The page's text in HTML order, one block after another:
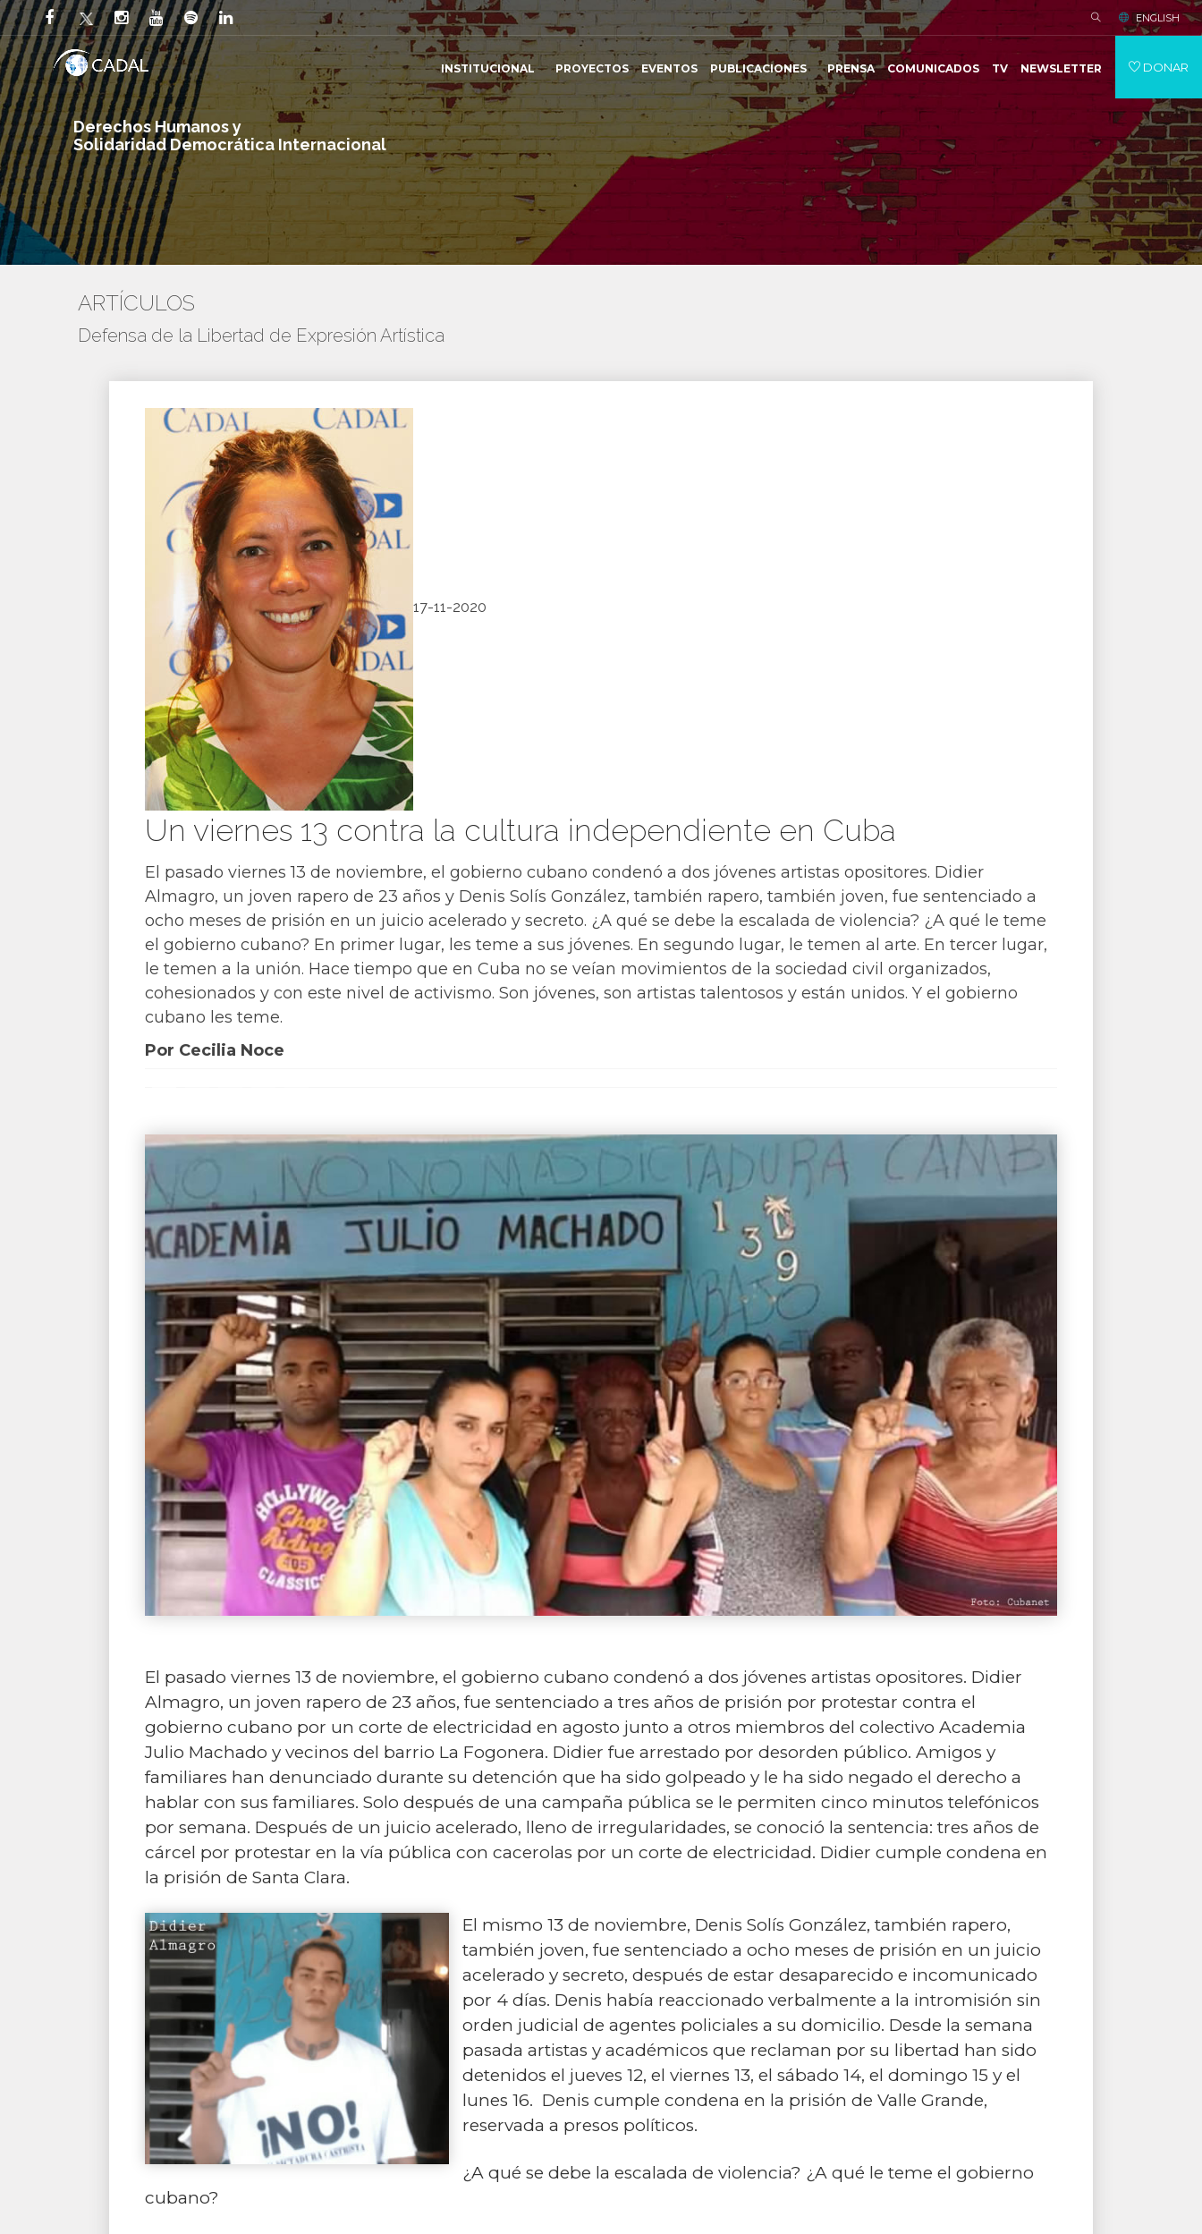
Derechos Humanos y
Solidaridad Democrática Internacional
ENGLISH
INSTITUCIONAL PROYECTOS EVENTOS PUBLICACIONES PRENSA COMUNICADOS TV NEWSLETTER DONAR
ARTÍCULOS
Defensa de la Libertad de Expresión Artística
17-11-2020
Un viernes 13 contra la cultura independiente en Cuba
El pasado viernes 13 de noviembre, el gobierno cubano condenó a dos jóvenes artistas opositores. Didier
Almagro, un joven rapero de 23 años y Denis Solís González, también rapero, también joven, fue sentenciado a
ocho meses de prisión en un juicio acelerado y secreto. ¿A qué se debe la escalada de violencia? ¿A qué le teme
el gobierno cubano? En primer lugar, les teme a sus jóvenes. En segundo lugar, le temen al arte. En tercer lugar,
le temen a la unión. Hace tiempo que en Cuba no se veían movimientos de la sociedad civil organizados,
cohesionados y con este nivel de activismo. Son jóvenes, son artistas talentosos y están unidos. Y el gobierno
cubano les teme.
Por Cecilia Noce
El pasado viernes 13 de noviembre, el gobierno cubano condenó a dos jóvenes artistas opositores. Didier
Almagro, un joven rapero de 23 años, fue sentenciado a tres años de prisión por protestar contra el
gobierno cubano por un corte de electricidad en agosto junto a otros miembros del colectivo Academia
Julio Machado y vecinos del barrio La Fogonera. Didier fue arrestado por desorden público. Amigos y
familiares han denunciado durante su detención que ha sido golpeado y le ha sido negado el derecho a
hablar con sus familiares. Solo después de una campaña pública se le permiten cinco minutos telefónicos
por semana. Después de un juicio acelerado, lleno de irregularidades, se conoció la sentencia: tres años de
cárcel por protestar en la vía pública con cacerolas por un corte de electricidad. Didier cumple condena en
la prisión de Santa Clara.
El mismo 13 de noviembre, Denis Solís González, también rapero,
también joven, fue sentenciado a ocho meses de prisión en un juicio
acelerado y secreto, después de estar desaparecido e incomunicado
por 4 días. Denis había reaccionado verbalmente a la intromisión sin
orden judicial de agentes policiales a su domicilio. Desde la semana
pasada artistas y académicos que reclaman por su libertad han sido
detenidos el jueves 12, el viernes 13, el sábado 14, el domingo 15 y el
lunes 16. Denis cumple condena en la prisión de Valle Grande,
reservada a presos políticos.
¿A qué se debe la escalada de violencia? ¿A qué le teme el gobierno
cubano?